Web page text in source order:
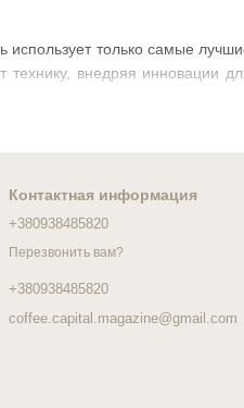
использует только самые
внедряя инновации
Контактная информация
+380938485820
Перезвонить вам?
+380938485820
coffee.capital.magazine@gmail.com